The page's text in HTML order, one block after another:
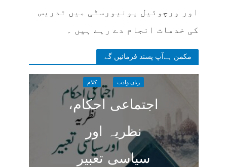
اور ورچوئیل یونیورسٹی میں تدریس
کی خدمات انجام دے رہے ہیں ۔
مکمن ہےآپ پسند فرمائیں گے
زبان وادب کلام
اجتماعی احکام،
نظریہ اور
سیاسی تعبیر